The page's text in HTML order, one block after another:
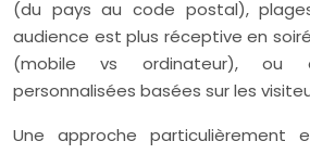
(du pays au code postal),
audience est plus réceptive en
(mobile vs ordinateur), ou
personnalisées basées sur les
Une approche particulièrement